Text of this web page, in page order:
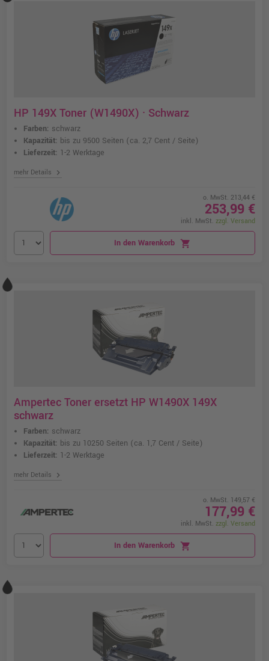
HP 149X Toner (W1490X) · Schwarz
Farben: schwarz
Kapazität: bis zu 9500 Seiten (ca. 2,7 Cent / Seite)
Lieferzeit: 1-2 Werktage
mehr Details chevron_right
o. MwSt. 213,44 €
253,99 €
inkl. MwSt. zzgl. Versand
In den Warenkorb shopping_cart
Ampertec Toner ersetzt HP W1490X 149X
schwarz
Farben: schwarz
Kapazität: bis zu 10250 Seiten (ca. 1,7 Cent / Seite)
Lieferzeit: 1-2 Werktage
mehr Details chevron_right
o. MwSt. 149,57 €
177,99 €
inkl. MwSt. zzgl. Versand
In den Warenkorb shopping_cart